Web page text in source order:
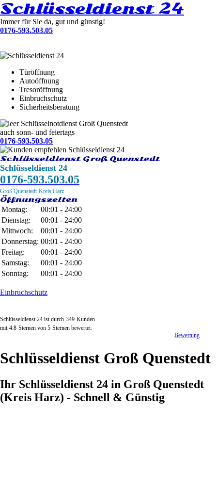
Schlüsseldienst 24
Immer für Sie da, gut und günstig!
0176-593.503.05
Türöffnung
Autoöffnung
Tresoröffnung
Einbruchschutz
Sicherheitsberatung
Schlüsselnotdienst Groß Quenstedt
auch sonn- und feiertags
0176-593.503.05
Schlüsseldienst Groß Quenstedt
Schlüsseldienst 24
0176-593.503.05
Groß Quenstedt Kreis Harz
Öffnungszeiten
Montag:
00:01 - 24:00
Dienstag:
00:01 - 24:00
Mittwoch:
00:01 - 24:00
Donnerstag: 00:01 - 24:00
Freitag:
00:01 - 24:00
Samstag:
00:01 - 24:00
Sonntag:
00:01 - 24:00
Einbruchschutz
Schlüsseldienst 24 ist durch 349 Kunden
mit 4.8 Sternen von 5 Sternen bewertet.
Bewertung
Schlüsseldienst Groß Quenstedt
Ihr Schlüsseldienst 24 in Groß Quenstedt
(Kreis Harz) - Schnell & Günstig